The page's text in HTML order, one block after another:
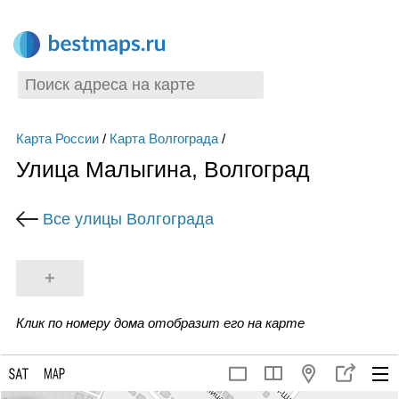
Карта России/ Карта Волгограда/
Улица Малыгина, Волгоград
Все улицы Волгограда
+
Клик по номеру дома отобразит его на карте